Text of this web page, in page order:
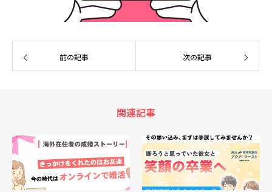
前の記事 次の記事
関連記事